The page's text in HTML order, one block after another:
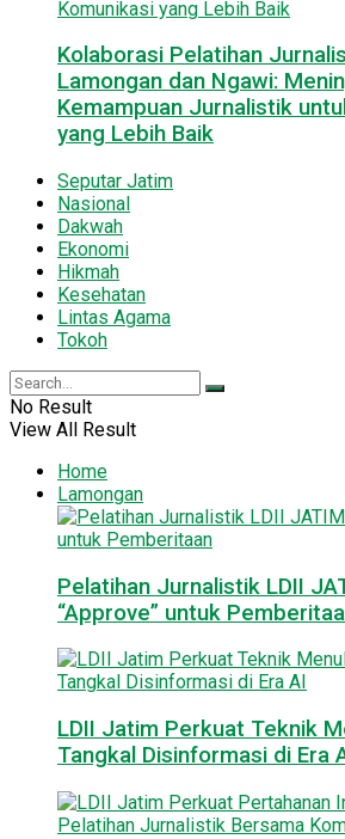
Kolaborasi Pelatihan
Lamongan dan Ngawi:
Kemampuan Jurnalistik
yang Lebih Baik
Seputar Jatim
Nasional
Dakwah
Ekonomi
Hikmah
Kesehatan
Lintas Agama
Tokoh
No Result
View All Result
Home
Lamongan
Pelatihan Jurnalistik LDII
“Approve” untuk
LDII Jatim Perkuat Teknik
Tangkal Disinformasi di Era